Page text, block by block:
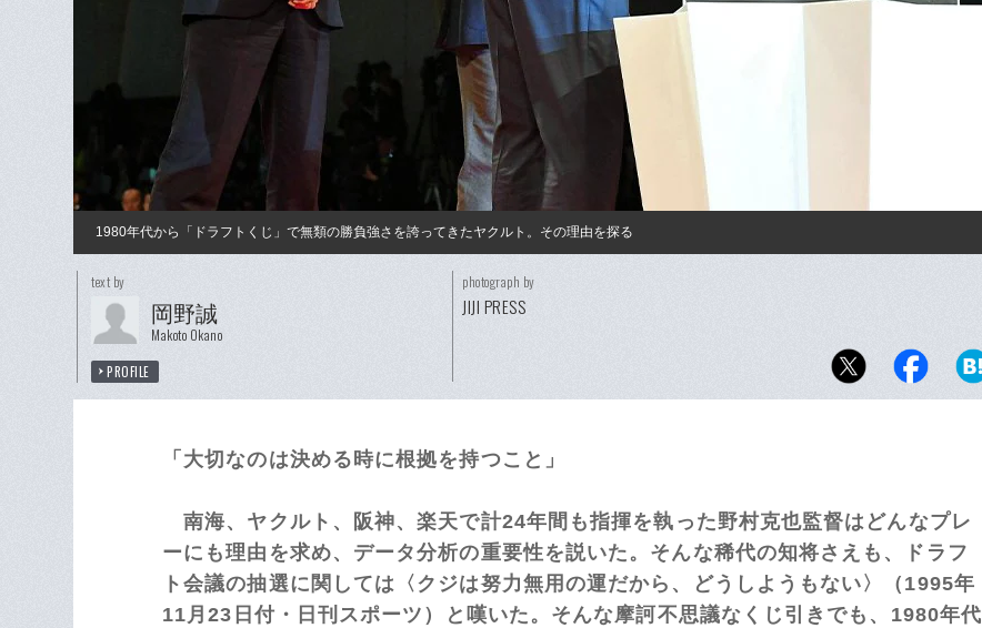
1980年代から「ドラフトくじ」で無類の勝負強さを誇ってきたヤクルト。その理由を探る
text by
岡野誠
Makoto Okano
PROFILE
photograph by
JIJI PRESS
「大切なのは決める時に根拠を持つこと」
南海、ヤクルト、阪神、楽天で計24年間も指揮を執った野村克也監督はどんなプレ
ーにも理由を求め、データ分析の重要性を説いた。そんな稀代の知将さえも、ドラフ
ト会議の抽選に関しては〈クジは努力無用の運だから、どうしようもない〉（1995年
11月23日付・日刊スポーツ）と嘆いた。そんな摩訶不思議なくじ引きでも、1980年代